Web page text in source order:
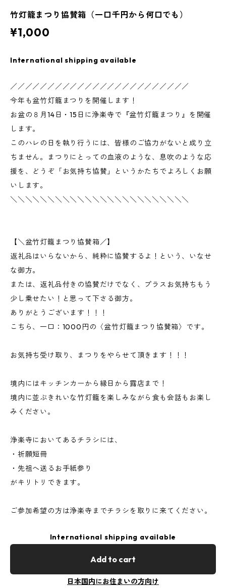
竹灯籠まつり協賛箱（一口千円から何口でも）
¥1,000
International shipping available
／／／／／／／／／／／／／／／／／／／／／／／／
今年も盆竹灯籠まつりを開催します！
お盆の８月14日・15日に浄楽寺で『盆竹灯籠まつり』を開催
します。
このハレの日を執り行うには、皆様のご協力がないと成り立
ちません。まつりにとっての血液のような、息吹のような応
援を、どうぞ「お気持ち協賛」というかたちでよろしくお願
いします。
＼＼＼＼＼＼＼＼＼＼＼＼＼＼＼＼＼＼＼＼＼＼＼＼
【＼盆竹灯籠まつり協賛箱／】
返礼品はいらないから、純粋に協賛するよ！という、いなせ
な御方。
または、返礼品付きの協賛だけでなく、プラスお気持ちもう
少し乗せたい！と思って下さる御方。
ありがとうございます！！！
こちら、一口：1000円の〈盆竹灯籠まつり協賛箱〉です。
お気持ち受け取り、まつりをやらせて頂きます！！！
境内にはキッチンカーから縁日から露店まで！
境内に並ぶきれいな竹灯籠を楽しみながら食も会話もお楽し
みください。
浄楽寺においてあるチラシには、
・祈願短冊
・先祖へ送るお手紙参り
がキリトリできます。
ご参加希望の方は浄楽寺までチラシを取りに来てください。
International shipping available
Add to cart
日本国内にお住まいの方向け